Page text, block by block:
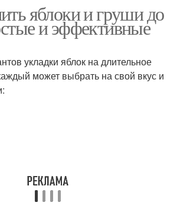
яблоки и груши до
и эффективные
укладки яблок на длительное
может выбрать на свой вкус и